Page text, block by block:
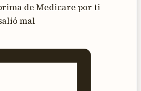
de Medicare por ti
mal